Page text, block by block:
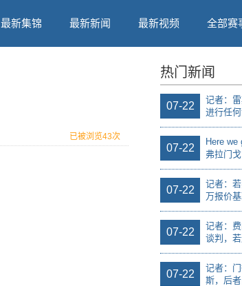
最新集锦 最新新闻 最新视频 全部赛
已被浏览43次
热门新闻
07-22
记者：
进行任
07-22
Here we
弗拉门
07-22
记者：
万报价
07-22
记者：
谈判，
07-22
记者：
斯，后